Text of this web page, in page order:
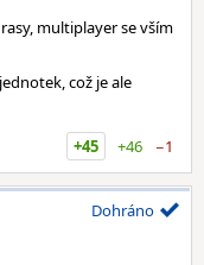
multiplayer se vším
což je ale
+45
+46 −1
Dohráno